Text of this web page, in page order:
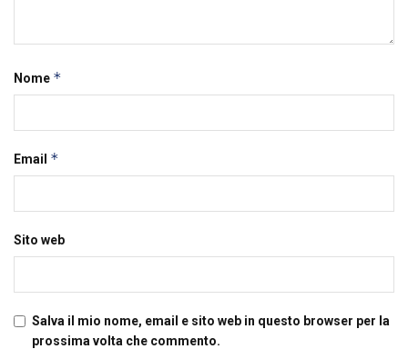
Nome *
Email *
Sito web
Salva il mio nome, email e sito web in questo browser per la
prossima volta che commento.